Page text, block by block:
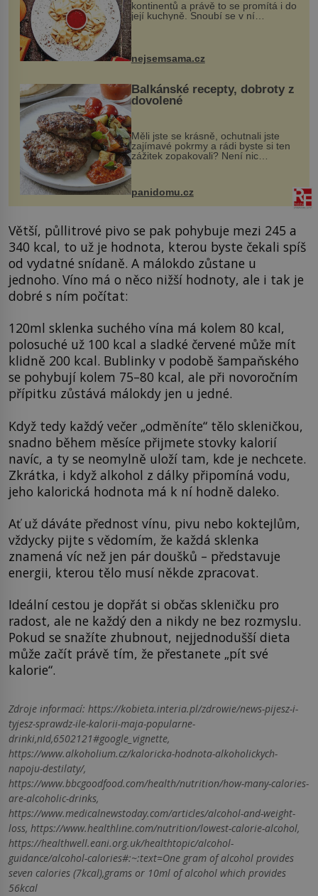
kontinentů a právě to se promítá i do
její kuchyně. Snoubí se v ní
evropské a asijské chutě a díky tomu
pokrmy, které rozhodně st...
nejsemsama.cz
Balkánské recepty, dobroty z
dovolené
Měli jste se krásně, ochutnali jste
zajímavé pokrmy a rádi byste si ten
zážitek zopakovali? Není nic
snazšího. Pljeskavica (10 porcí)
Možná jste ji ochutnali na dovolené v
bývalé Jugoslávii, lze ji vi...
panidomu.cz
Větší, půllitrové pivo se pak pohybuje mezi 245 a
340 kcal, to už je hodnota, kterou byste čekali spíš
od vydatné snídaně. A málokdo zůstane u
jednoho. Víno má o něco nižší hodnoty, ale i tak je
dobré s ním počítat:
120ml sklenka suchého vína má kolem 80 kcal,
polosuché už 100 kcal a sladké červené může mít
klidně 200 kcal. Bublinky v podobě šampaňského
se pohybují kolem 75–80 kcal, ale při novoročním
přípitku zůstává málokdy jen u jedné.
Když tedy každý večer „odměníte“ tělo skleničkou,
snadno během měsíce přijmete stovky kalorií
navíc, a ty se neomylně uloží tam, kde je nechcete.
Zkrátka, i když alkohol z dálky připomíná vodu,
jeho kalorická hodnota má k ní hodně daleko.
Ať už dáváte přednost vínu, pivu nebo koktejlům,
vždycky pijte s vědomím, že každá sklenka
znamená víc než jen pár doušků – představuje
energii, kterou tělo musí někde zpracovat.
Ideální cestou je dopřát si občas skleničku pro
radost, ale ne každý den a nikdy ne bez rozmyslu.
Pokud se snažíte zhubnout, nejjednodušší dieta
může začít právě tím, že přestanete „pít své
kalorie“.
Zdroje informací: https://kobieta.interia.pl/zdrowie/news-pijesz-i-
tyjesz-sprawdz-ile-kalorii-maja-popularne-
drinki,nId,6502121#google_vignette,
https://www.alkoholium.cz/kaloricka-hodnota-alkoholickych-
napoju-destilaty/,
https://www.bbcgoodfood.com/health/nutrition/how-many-calories-
are-alcoholic-drinks,
https://www.medicalnewstoday.com/articles/alcohol-and-weight-
loss, https://www.healthline.com/nutrition/lowest-calorie-alcohol,
https://healthwell.eani.org.uk/healthtopic/alcohol-
guidance/alcohol-calories#:~:text=One gram of alcohol provides
seven calories (7kcal),grams or 10ml of alcohol which provides
56kcal